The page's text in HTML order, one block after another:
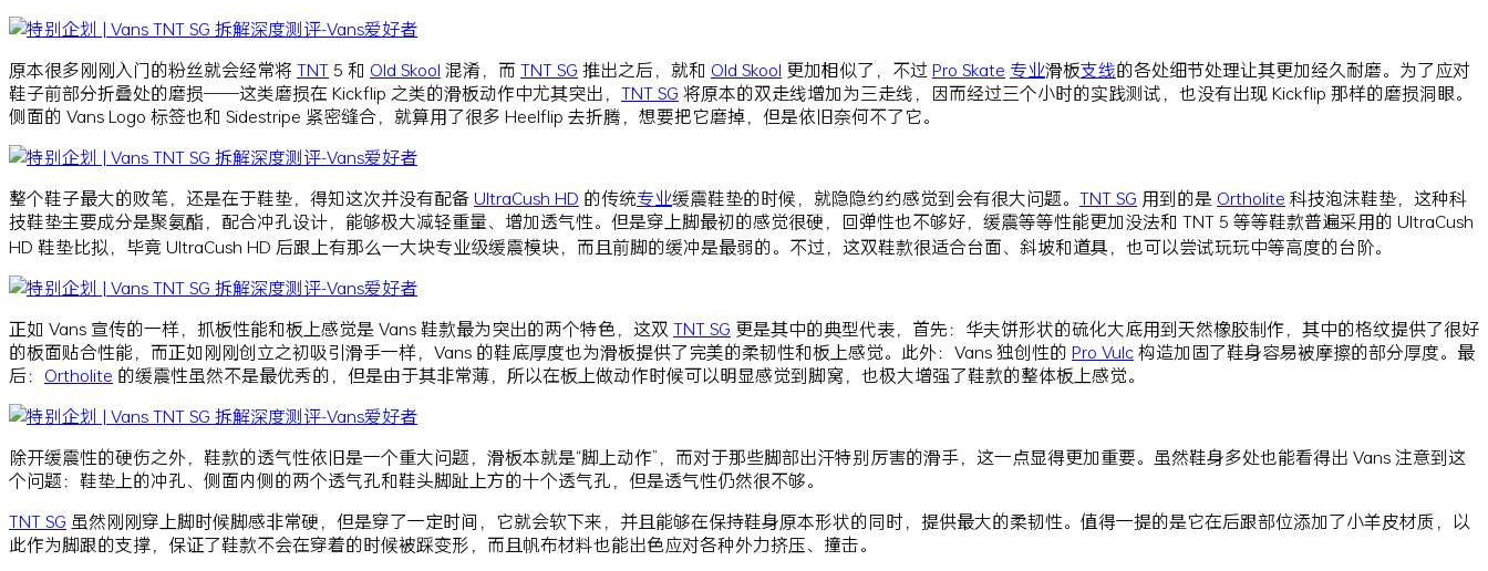
原本很多刚刚入门的粉丝就会经常将 TNT 5 和 Old Skool 混淆，而 TNT SG 推出之后，就和 Old Skool 更加相似了，不过 Pro Skate 专业滑板支线的各处细节处理让其更加经久耐磨。为了应对
鞋子前部分折叠处的磨损——这类磨损在 Kickflip 之类的滑板动作中尤其突出， TNT SG 将原本的双走线增加为三走线，因而经过三个小时的实践测试，也没有出现 Kickflip 那样的磨损洞眼。
侧面的 Vans Logo 标签也和 Sidestripe 紧密缝合，就算用了很多 Heelflip 去折腾，想要把它磨掉，但是依旧奈何不了它。
整个鞋子最大的败笔，还是在于鞋垫，得知这次并没有配备UltraCush HD 的传统专业缓震鞋垫的时候，就隐隐约约感觉到会有很大问题。 TNT SG 用到的是 Ortholite 科技泡沫鞋垫，这种科
技鞋垫主要成分是聚氨酯，配合冲孔设计，能够极大减轻重量、增加透气性。但是穿上脚最初的感觉很硬，回弹性也不够好，缓震等等性能更加没法和 TNT 5 等等鞋款普遍采用的 UltraCush
HD 鞋垫比拟，毕竟 UltraCush HD 后跟上有那么一大块专业级缓震模块，而且前脚的缓冲是最弱的。不过，这双鞋款很适合台面、斜坡和道具，也可以尝试玩玩中等高度的台阶。
正如 Vans 宣传的一样，抓板性能和板上感觉是 Vans 鞋款最为突出的两个特色，这双 TNT SG 更是其中的典型代表，首先：华夫饼形状的硫化大底用到天然橡胶制作，其中的格纹提供了很好
的板面贴合性能，而正如刚刚创立之初吸引滑手一样，Vans 的鞋底厚度也为滑板提供了完美的柔韧性和板上感觉。此外：Vans 独创性的 Pro Vulc构造加固了鞋身容易被摩擦的部分厚度。最
后： Ortholite 的缓震性虽然不是最优秀的，但是由于其非常薄，所以在板上做动作时候可以明显感觉到脚窝，也极大增强了鞋款的整体板上感觉。
除开缓震性的硬伤之外，鞋款的透气性依旧是一个重大问题，滑板本就是“脚上动作”，而对于那些脚部出汗特别厉害的滑手，这一点显得更加重要。虽然鞋身多处也能看得出 Vans 注意到这
个问题：鞋垫上的冲孔、侧面内侧的两个透气孔和鞋头脚趾上方的十个透气孔，但是透气性仍然很不够。
TNT SG 虽然刚刚穿上脚时候脚感非常硬，但是穿了一定时间，它就会软下来，并且能够在保持鞋身原本形状的同时，提供最大的柔韧性。值得一提的是它在后跟部位添加了小羊皮材质，以
此作为脚跟的支撑，保证了鞋款不会在穿着的时候被踩变形，而且帆布材料也能出色应对各种外力挤压、撞击。